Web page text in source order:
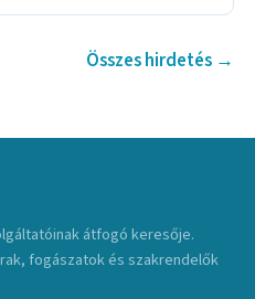
Összes hirdetés →
átfogó keresője.
fogászatok és szakrendelők